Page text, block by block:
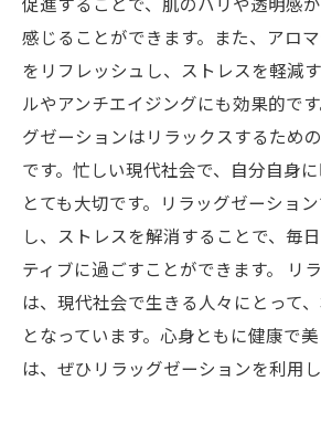
感じることができます。また、アロ
をリフレッシュし、ストレスを軽減
ルやアンチエイジングにも効果的で
グゼーションはリラックスするため
です。忙しい現代社会で、自分自身
とても大切です。リラッグゼーショ
し、ストレスを解消することで、毎
ティブに過ごすことができます。 リ
は、現代社会で生きる人々にとって
となっています。心身ともに健康で
は、ぜひリラッグゼーションを利用